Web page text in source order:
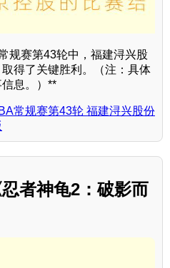
规赛第43轮中，福建浔兴股
得了关键胜利。（注：具体
息。）**
常规赛第43轮 福建浔兴股份
者神龟2：破影而